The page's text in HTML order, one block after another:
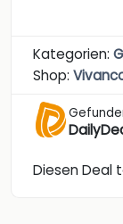
Kategorien:
Shop:
Diesen Deal